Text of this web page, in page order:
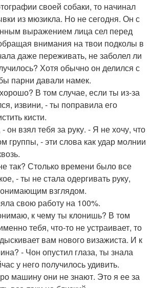
своей собаки, то начинал
из мюзикла. Но не сегодня. Он с
выражением лица сел перед
внимания на твои подколы в
даже переживать, не заболел ли
Хотя обычно он делился с
парни давали намек.
В том случае, если ты из-за
извини, - ты поправила его
кисти.
он взял тебя за руку. - Я не хочу, что
группы, - эти слова как удар молнии
так? Столько времени было все
- ты не стала одергивать руку,
взглядом.
свою работу на 100%.
к чему ты клонишь? В том
тебя, что-то не устраивает, то
вам нового визажиста. И к
- Чон опустил глаза, ты знала
у него получилось удивить.
машину они не знают. Это я ее за